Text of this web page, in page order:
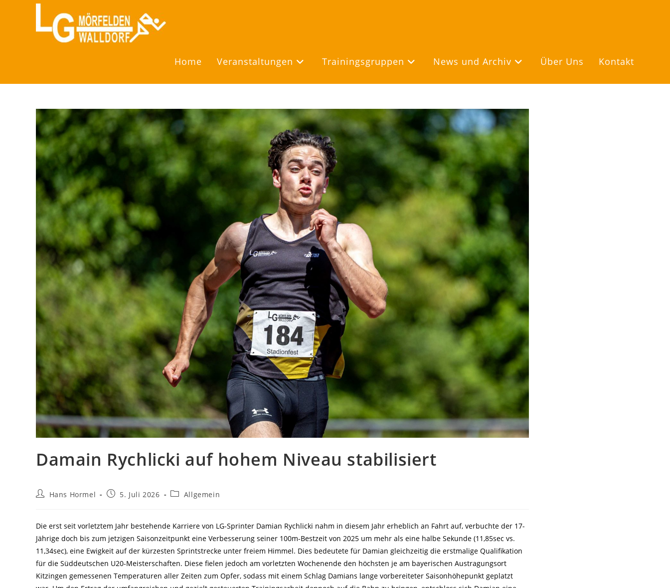
Home Veranstaltungen Trainingsgruppen News und Archiv Über Uns Kontakt
Damain Rychlicki auf hohem Niveau stabilisiert
Beitrags-
Hans Hormel
Beitrag5. Juli 2026
Beitrags-
Allgemein
Die erst seit vorletztem Jahr bestehende Karriere von LG-Sprinter Damian Rychlicki nahm in diesem Jahr erheblich an Fahrt auf, verbuchte der 17-
Jährige doch bis zum jetzigen Saisonzeitpunkt eine Verbesserung seiner 100m-Bestzeit von 2025 um mehr als eine halbe Sekunde (11,85sec vs.
11,34sec), eine Ewigkeit auf der kürzesten Sprintstrecke unter freiem Himmel. Dies bedeutete für Damian gleichzeitig die erstmalige Qualifikation
für die Süddeutschen U20-Meisterschaften. Diese fielen jedoch am vorletzten Wochenende den höchsten je am bayerischen Austragungsort
Kitzingen gemessenen Temperaturen aller Zeiten zum Opfer, sodass mit einem Schlag Damians lange vorbereiteter Saisonhöhepunkt geplatzt